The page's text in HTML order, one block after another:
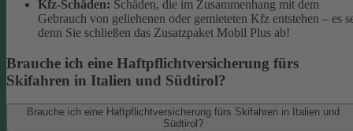
Kfz-Schäden: Schäden, die im Zusammenhang mit dem
Gebrauch von geliehenen oder gemieteten Kfz entstehen – es
denn Sie schließen das Zusatzpaket Mobil Plus ab!
Brauche ich eine Haftpflichtversicherung fürs
Skifahren in Italien und Südtirol?
Brauche ich eine Haftpflichtversicherung fürs Skifahren in Italien und
Südtirol?